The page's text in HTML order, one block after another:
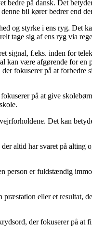
bedre på dansk. Det
bil kører bedrer end
og styrke i ens ryg. Det
tage sig af ens ryg via
signal, f.eks. inden for
kan være afgørende for
fokuserer på at
på at give
Det kan
altid har svaret på
person er fuldstændig
eller et resultat,
der fokuserer på at